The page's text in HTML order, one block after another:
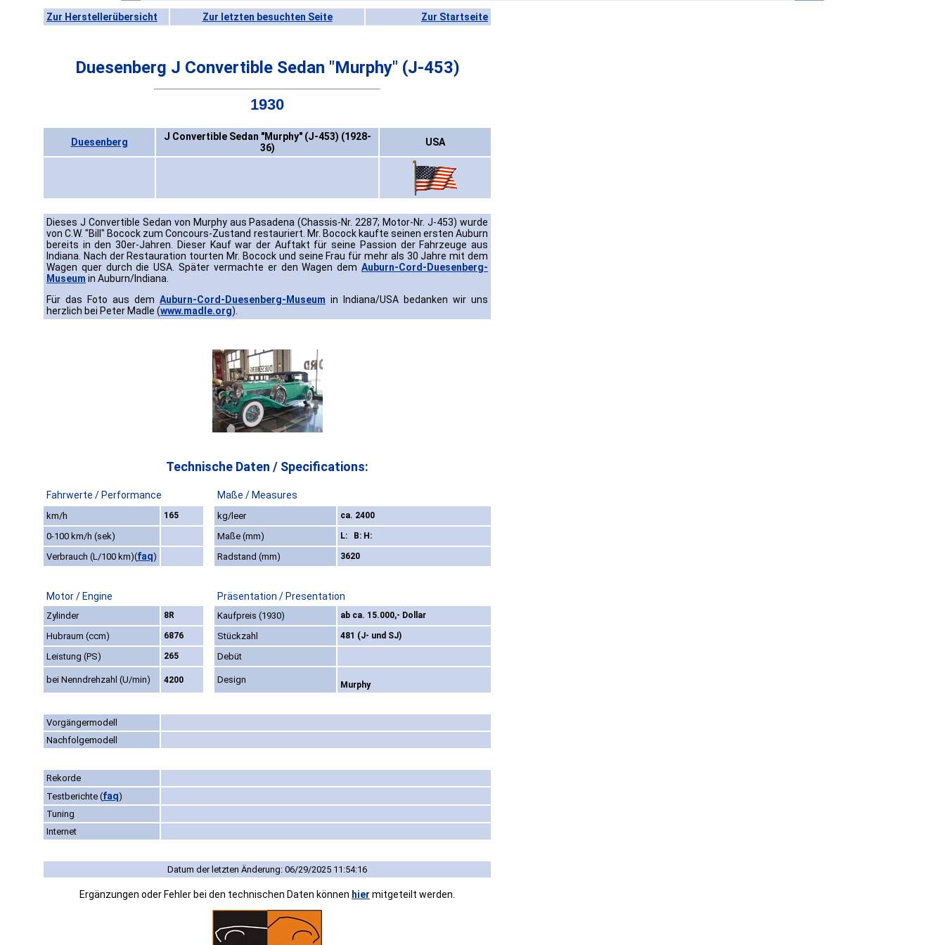
Zur Herstellerübersicht Zur letzten besuchten Seite Zur Startseite
Duesenberg J Convertible Sedan "Murphy" (J-453)
1930
Duesenberg
J Convertible Sedan "Murphy" (J-453) (1928-
36)
USA
Dieses J Convertible Sedan von Murphy aus Pasadena (Chassis-Nr. 2287; Motor-Nr. J-453) wurde
von C.W. "Bill" Bocock zum Concours-Zustand restauriert. Mr. Bocock kaufte seinen ersten Auburn
bereits in den 30er-Jahren. Dieser Kauf war der Auftakt für seine Passion der Fahrzeuge aus
Indiana. Nach der Restauration tourten Mr. Bocock und seine Frau für mehr als 30 Jahre mit dem
Wagen quer durch die USA. Später vermachte er den Wagen dem Auburn-Cord-Duesenberg-
Museum in Auburn/Indiana.
Für das Foto aus dem Auburn-Cord-Duesenberg-Museum in Indiana/USA bedanken wir uns
herzlich bei Peter Madle (www.madle.org).
Technische Daten / Specifications:
Fahrwerte / Performance Maße / Measures
km/h 165 kg/leer ca. 2400
0-100 km/h (sek) Maße (mm) L: B: H:
Verbrauch (L/100 km)(faq) Radstand (mm) 3620
Motor / Engine Präsentation / Presentation
Zylinder 8R Kaufpreis (1930) ab ca. 15.000,- Dollar
Hubraum (ccm) 6876 Stückzahl 481 (J- und SJ)
Leistung (PS) 265 Debüt
bei Nenndrehzahl (U/min) 4200 Design Murphy
Vorgängermodell
Nachfolgemodell
Rekorde
Testberichte (faq)
Tuning
Internet
Datum der letzten Änderung: 06/29/2025 11:54:16
Ergänzungen oder Fehler bei den technischen Daten können hier mitgeteilt werden.